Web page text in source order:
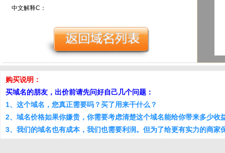
中文解释C：
购买说明：
买域名的朋友，出价前请先问好自己几个问题：
1、这个域名，您真正需要吗？买了用来干什么？
2、域名价格如果你嫌贵，你需要考虑清楚这个域名能给你带来多少收
3、我们的域名也有成本，我们也需要利润。但为了给更有实力的商家